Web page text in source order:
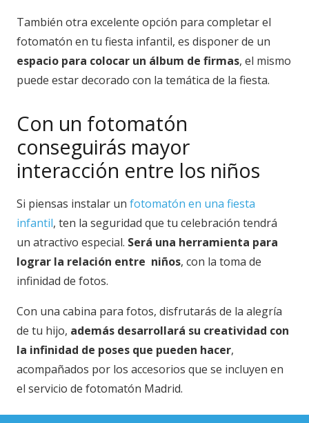
También otra excelente opción para completar el
fotomatón en tu fiesta infantil, es disponer de un
espacio para colocar un álbum de firmas, el mismo
puede estar decorado con la temática de la fiesta.
Con un fotomatón
conseguirás mayor
interacción entre los niños
Si piensas instalar un fotomatón en una fiesta
infantil, ten la seguridad que tu celebración tendrá
un atractivo especial. Será una herramienta para
lograr la relación entre niños, con la toma de
infinidad de fotos.
Con una cabina para fotos, disfrutarás de la alegría
de tu hijo, además desarrollará su creatividad con
la infinidad de poses que pueden hacer,
acompañados por los accesorios que se incluyen en
el servicio de fotomatón Madrid.